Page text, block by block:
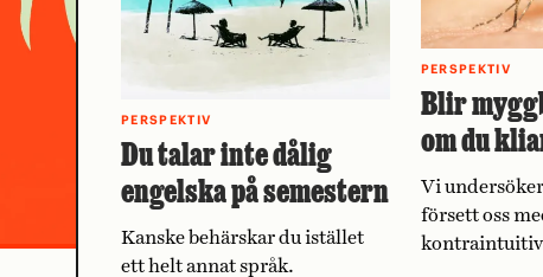
PERSPEKTIV
Du talar inte dålig
engelska på semestern
Kanske behärskar du istället
ett helt annat språk.
PERSPEKTIV
Blir
om du
Vi
försett oss